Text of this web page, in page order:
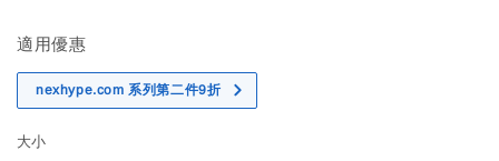
適用優惠
nexhype.com 系列第二件9折
大小